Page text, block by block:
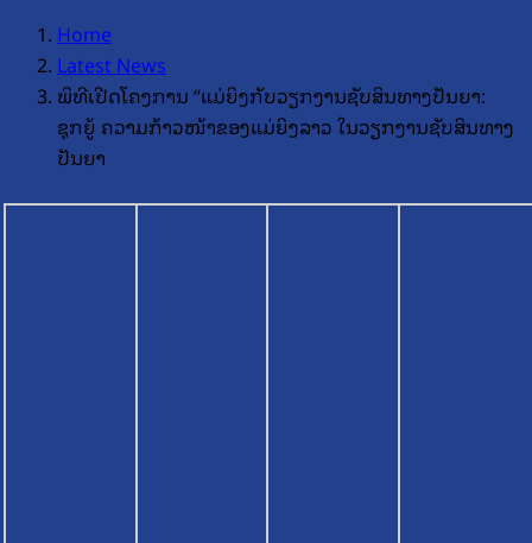
Home
Latest News
ພິທີເປີດໂຄງການ “ແມ່ຍິງກັບວຽກງານຊັບສິນທາງປັນຍາ:
ຊຸກຍູ້ ຄວາມກ້າວໜ້າຂອງແມ່ຍິງລາວ ໃນວຽກງານຊັບສິນທາງ
ປັນຍາ